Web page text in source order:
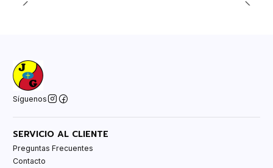
Síguenos
SERVICIO AL CLIENTE
Preguntas Frecuentes
Contacto